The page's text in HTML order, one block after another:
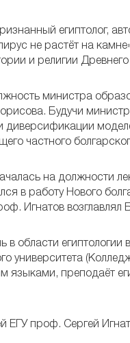
египтолог,
не растёт на
и религии Древнего
министра
Будучи
диверсификации
частного
на должности
в работу Нового
Игнатов возглавлял
области
университета
языками, преподаёт
проф. Сергей